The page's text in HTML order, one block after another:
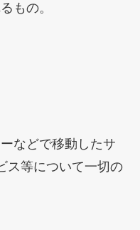
もの。
などで移動したサ
ス等について一切の